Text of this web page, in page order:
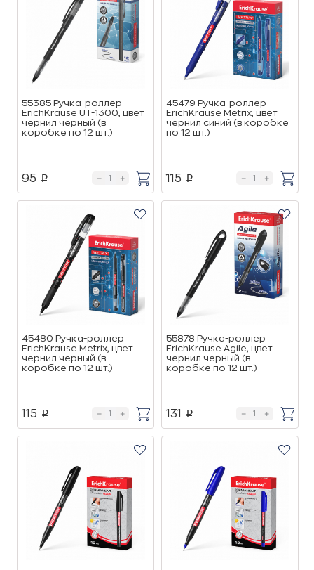
55385 Ручка-роллер
ErichKrause UT-1300, цвет
чернил черный (в
коробке по 12 шт.)
95 p
45479 Ручка-роллер
ErichKrause Metrix, цвет
чернил синий (в коробке
по 12 шт.)
115 p
45480 Ручка-роллер
ErichKrause Metrix, цвет
чернил черный (в
коробке по 12 шт.)
115 p
55878 Ручка-роллер
ErichKrause Agile, цвет
чернил черный (в
коробке по 12 шт.)
131 p